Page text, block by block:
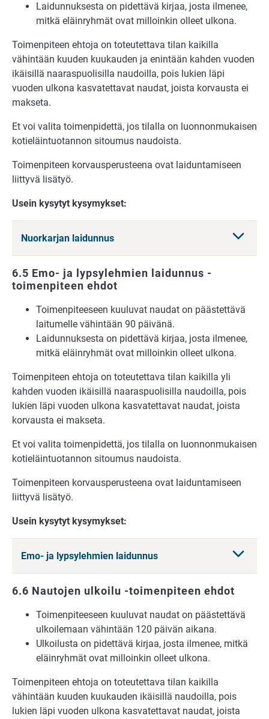
Laidunnuksesta on pidettävä kirjaa, josta ilmenee,
mitkä eläinryhmät ovat milloinkin olleet ulkona.
Toimenpiteen ehtoja on toteutettava tilan kaikilla
vähintään kuuden kuukauden ja enintään kahden vuoden
ikäisillä naaraspuolisilla naudoilla, pois lukien läpi
vuoden ulkona kasvatettavat naudat, joista korvausta ei
makseta.
Et voi valita toimenpidettä, jos tilalla on luonnonmukaisen
kotieläintuotannon sitoumus naudoista.
Toimenpiteen korvausperusteena ovat laiduntamiseen
liittyvä lisätyö.
Usein kysytyt kysymykset:
Nuorkarjan laidunnus
6.5 Emo- ja lypsylehmien laidunnus -
toimenpiteen ehdot
Toimenpiteeseen kuuluvat naudat on päästettävä
laitumelle vähintään 90 päivänä.
Laidunnuksesta on pidettävä kirjaa, josta ilmenee,
mitkä eläinryhmät ovat milloinkin olleet ulkona.
Toimenpiteen ehtoja on toteutettava tilan kaikilla yli
kahden vuoden ikäisillä naaraspuolisilla naudoilla, pois
lukien läpi vuoden ulkona kasvatettavat naudat, joista
korvausta ei makseta.
Et voi valita toimenpidettä, jos tilalla on luonnonmukaisen
kotieläintuotannon sitoumus naudoista.
Toimenpiteen korvausperusteena ovat laiduntamiseen
liittyvä lisätyö.
Usein kysytyt kysymykset:
Emo- ja lypsylehmien laidunnus
6.6 Nautojen ulkoilu -toimenpiteen ehdot
Toimenpiteeseen kuuluvat naudat on päästettävä
ulkoilemaan vähintään 120 päivän aikana.
Ulkoilusta on pidettävä kirjaa, josta ilmenee, mitkä
eläinryhmät ovat milloinkin olleet ulkona.
Toimenpiteen ehtoja on toteutettava tilan kaikilla
vähintään kuuden kuukauden ikäisillä naudoilla, pois
lukien läpi vuoden ulkona kasvatettavat naudat, joista